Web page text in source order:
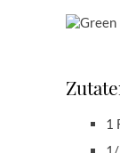
1